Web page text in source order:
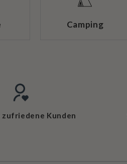
Camping
zufriedene Kunden